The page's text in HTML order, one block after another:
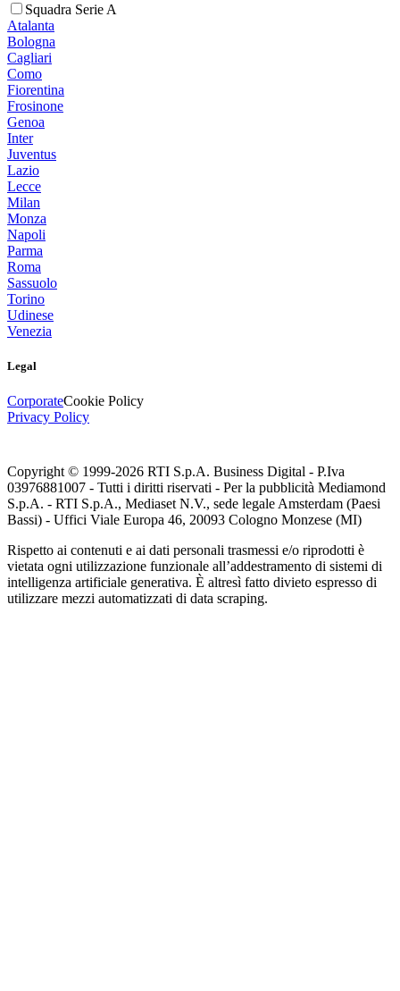
Squadra Serie A
Atalanta
Bologna
Cagliari
Como
Fiorentina
Frosinone
Genoa
Inter
Juventus
Lazio
Lecce
Milan
Monza
Napoli
Parma
Roma
Sassuolo
Torino
Udinese
Venezia
Legal
CorporateCookie Policy
Privacy Policy
Copyright © 1999-2026 RTI S.p.A. Business Digital - P.Iva
03976881007 - Tutti i diritti riservati - Per la pubblicità Mediamond
S.p.A. - RTI S.p.A., Mediaset N.V., sede legale Amsterdam (Paesi
Bassi) - Uffici Viale Europa 46, 20093 Cologno Monzese (MI)
Rispetto ai contenuti e ai dati personali trasmessi e/o riprodotti è
vietata ogni utilizzazione funzionale all’addestramento di sistemi di
intelligenza artificiale generativa. È altresì fatto divieto espresso di
utilizzare mezzi automatizzati di data scraping.